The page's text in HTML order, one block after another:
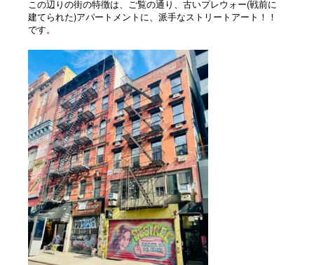
この辺りの街の特徴は、ご覧の通り、古いプレウォー(戦前に
建てられた)アパートメントに、派手なストリートアート！！
です。